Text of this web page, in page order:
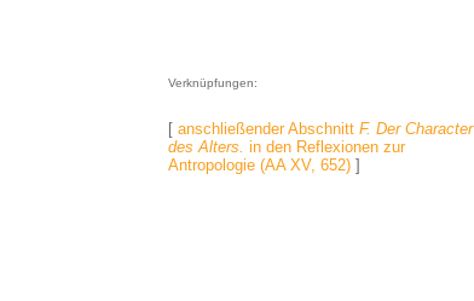
Verknüpfungen:
[ anschließender Abschnitt F. Der Character
des Alters. in den Reflexionen zur
Antropologie (AA XV, 652) ]